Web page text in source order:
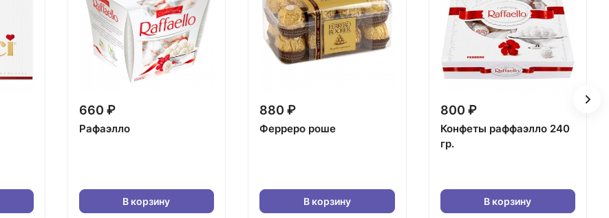
660 ₽
Рафаэлло
В корзину
880 ₽
Ферреро роше
В корзину
800 ₽
Конфеты раффаэлло 240
гр.
В корзину